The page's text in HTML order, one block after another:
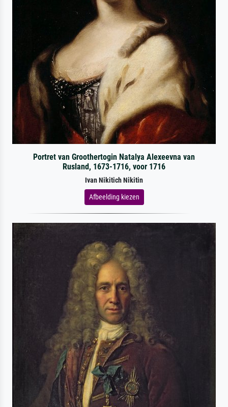
Portret van Groothertogin Natalya Alexeevna van
Rusland, 1673-1716, voor 1716
Ivan Nikitich Nikitin
Afbeelding kiezen